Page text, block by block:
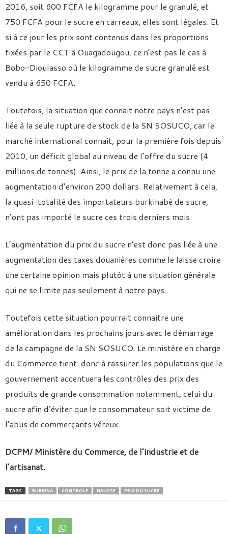
2016, soit 600 FCFA le kilogramme pour le granulé, et
750 FCFA pour le sucre en carreaux, elles sont légales. Et
si à ce jour les prix sont contenus dans les proportions
fixées par le CCT à Ouagadougou, ce n’est pas le cas à
Bobo-Dioulasso où le kilogramme de sucre granulé est
vendu à 650 FCFA.
Toutefois, la situation que connait notre pays n’est pas
liée à la seule rupture de stock de la SN SOSUCO, car le
marché international connait, pour la première fois depuis
2010, un déficit global au niveau de l’offre du sucre (4
millions de tonnes). Ainsi, le prix de la tonne a connu une
augmentation d’environ 200 dollars. Relativement à cela,
la quasi-totalité des importateurs burkinabè de sucre,
n’ont pas importé le sucre ces trois derniers mois.
L’augmentation du prix du sucre n’est donc pas liée à une
augmentation des taxes douanières comme le laisse croire
une certaine opinion mais plutôt à une situation générale
qui ne se limite pas seulement à notre pays.
Toutefois cette situation pourrait connaitre une
amélioration dans les prochains jours avec le démarrage
de la campagne de la SN SOSUCO. Le ministère en charge
du Commerce tient donc à rassurer les populations que le
gouvernement accentuera les contrôles des prix des
produits de grande consommation notamment, celui du
sucre afin d’éviter que le consommateur soit victime de
l’abus de commerçants véreux.
DCPM/ Ministère du Commerce, de l’industrie et de
l’artisanat.
TAGS BURKINA CONTROLE HAUSSE PRIX DU SUCRE